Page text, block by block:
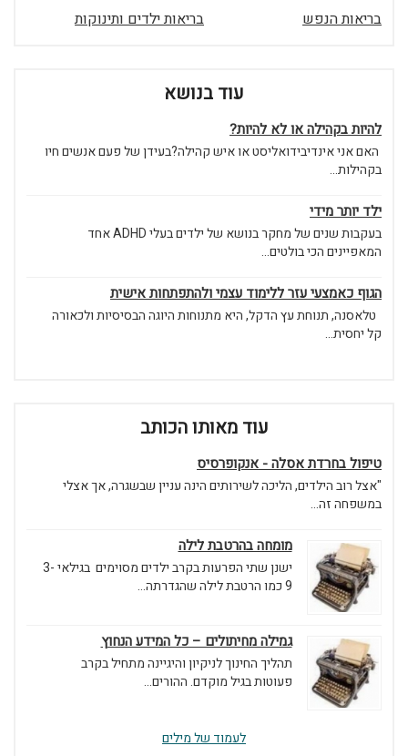
בריאות הנפש בריאות ילדים ותינוקות
עוד בנושא
להיות בקהילה או לא להיות?
האם אני אינדיבידואליסט או איש קהילה?בעידן של פעם אנשים חיו
בקהילות...
ילד יותר מידי
בעקבות שנים של מחקר בנושא של ילדים בעלי ADHD אחד
המאפיינים הכי בולטים...
הגוף כאמצעי עזר ללימוד עצמי ולהתפתחות אישית
טלאסנה, תנוחת עץ הדקל, היא מתנוחות היוגה הבסיסיות ולכאורה
קל יחסית...
עוד מאותו הכותב
טיפול בחרדת אסלה - אנקופרסיס
"אצל רוב הילדים, הליכה לשירותים הינה עניין שבשגרה, אך אצלי
במשפחה זה...
מומחה בהרטבת לילה
ישנן שתי הפרעות בקרב ילדים מסוימים בגילאי 3-
9 כמו הרטבת לילה שהגדרתה...
גמילה מחיתולים – כל המידע הנחוץ
תהליך החינוך לניקיון והיגיינה מתחיל בקרב
פעוטות בגיל מוקדם. ההורים...
לעמוד של מילים